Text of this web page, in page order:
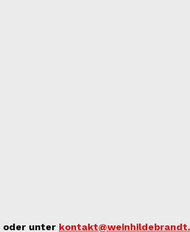
oder unter